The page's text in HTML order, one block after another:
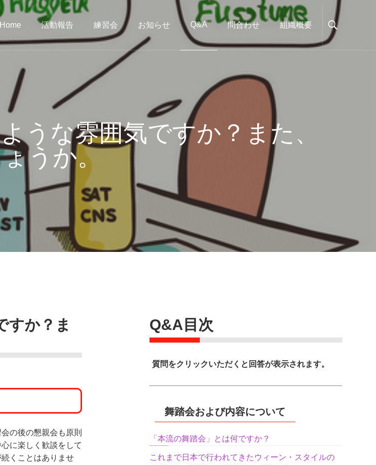
Home 活動報告 練習会 お知らせ Q&A 問合わせ 組織概要
うな雰囲気ですか？また、
うか。
すか？ま
の後の懇親会も原則
に楽しく歓談をして
くことはありませ
Q&A目次
質問をクリックいただくと回答が表示されます。
舞踏会および内容について
「本流の舞踏会」とは何ですか？
これまで日本で行われてきたウィーン・スタイルの